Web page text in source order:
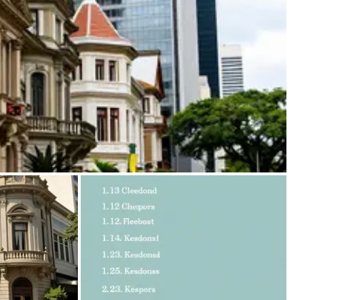
da Avenida Paulista: o que saber antes
da Avenida
Top 20